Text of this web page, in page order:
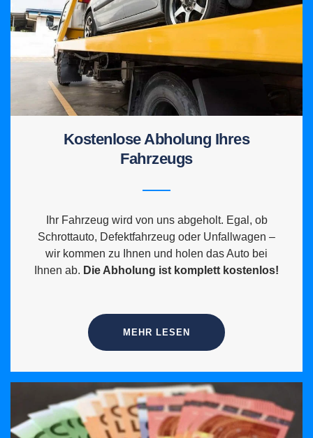
Kostenlose Abholung Ihres
Fahrzeugs
Ihr Fahrzeug wird von uns abgeholt. Egal, ob
Schrottauto, Defektfahrzeug oder Unfallwagen –
wir kommen zu Ihnen und holen das Auto bei
Ihnen ab. Die Abholung ist komplett kostenlos!
MEHR LESEN